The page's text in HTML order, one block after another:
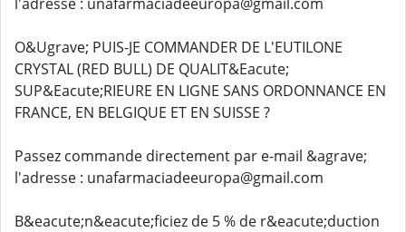
O&Ugrave; PUIS-JE COMMANDER DE L'EUTILONE
CRYSTAL (RED BULL) DE QUALIT&Eacute;
SUP&Eacute;RIEURE EN LIGNE SANS ORDONNANCE EN
FRANCE, EN BELGIQUE ET EN SUISSE ?
Passez commande directement par e-mail &agrave;
l'adresse : unafarmaciadeeuropa@gmail.com
B&eacute;n&eacute;ficiez de 5 % de r&eacute;duction